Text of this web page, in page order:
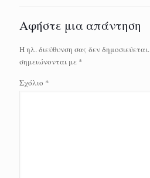
Αφήστε μια απάντηση
Η ηλ. διεύθυνση σας δεν δημοσιεύεται.
σημειώνονται με *
Σχόλιο *